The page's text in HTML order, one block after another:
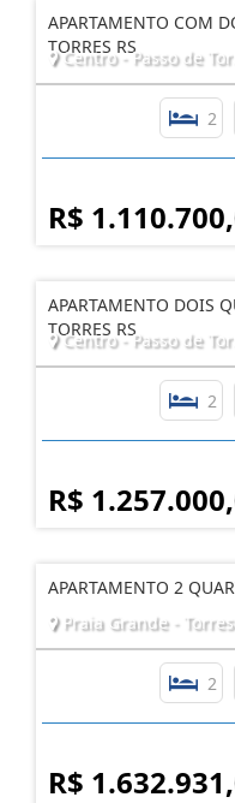
APARTAMENTO COM
TORRES RS
Centro - Passo de
2
R$
APARTAMENTO DOIS
TORRES RS
Centro - Passo de
2
R$
APARTAMENTO 2
Praia Grande - Torres
2
R$